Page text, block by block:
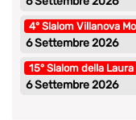
4° Slalom Villanova
6 Settembre 2026
15° Slalom della Laura
6 Settembre 2026